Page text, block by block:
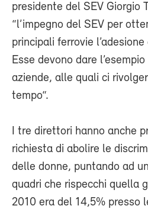
presidente del SEV Giorgio
“l’impegno del SEV per
principali ferrovie
Esse devono dare
aziende, alle quali ci
tempo“.
I tre direttori hanno anche
richiesta di abolire le
delle donne, puntando ad
quadri che rispecchi quella
2010 era del 14,5% presso